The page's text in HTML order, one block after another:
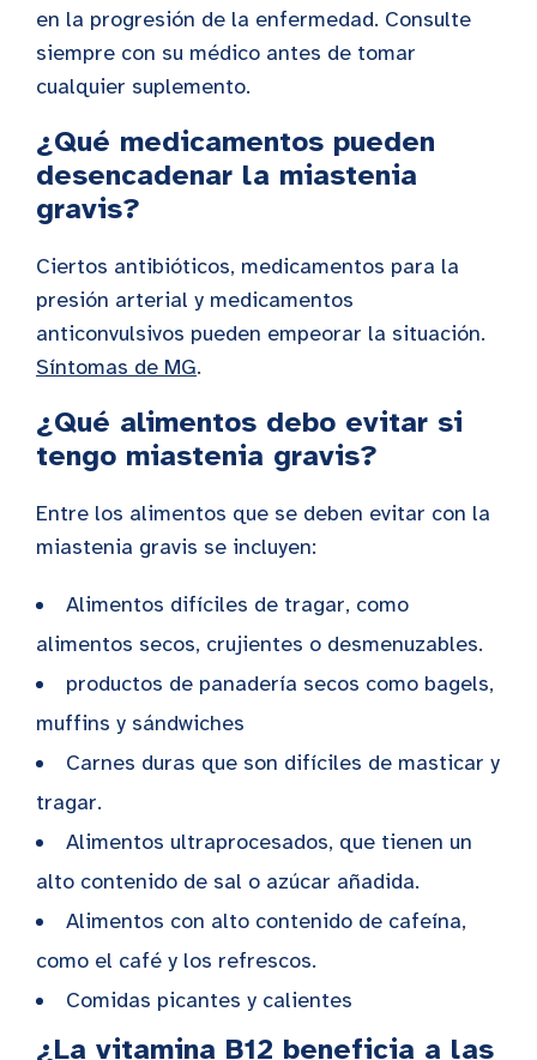
en la progresión de la enfermedad. Consulte
siempre con su médico antes de tomar
cualquier suplemento.
¿Qué medicamentos pueden
desencadenar la miastenia
gravis?
Ciertos antibióticos, medicamentos para la
presión arterial y medicamentos
anticonvulsivos pueden empeorar la situación.
Síntomas de MG.
¿Qué alimentos debo evitar si
tengo miastenia gravis?
Entre los alimentos que se deben evitar con la
miastenia gravis se incluyen:
Alimentos difíciles de tragar, como
alimentos secos, crujientes o desmenuzables.
productos de panadería secos como bagels,
muffins y sándwiches
Carnes duras que son difíciles de masticar y
tragar.
Alimentos ultraprocesados, que tienen un
alto contenido de sal o azúcar añadida.
Alimentos con alto contenido de cafeína,
como el café y los refrescos.
Comidas picantes y calientes
¿La vitamina B12 beneficia a las